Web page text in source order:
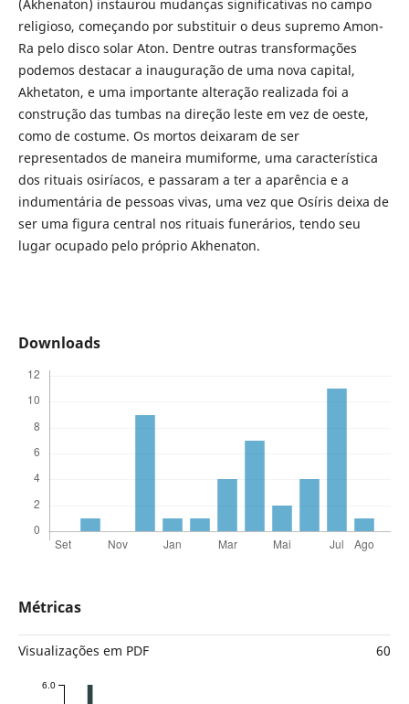
(Akhenaton) instaurou mudanças significativas no campo
religioso, começando por substituir o deus supremo Amon-
Ra pelo disco solar Aton. Dentre outras transformações
podemos destacar a inauguração de uma nova capital,
Akhetaton, e uma importante alteração realizada foi a
construção das tumbas na direção leste em vez de oeste,
como de costume. Os mortos deixaram de ser
representados de maneira mumiforme, uma característica
dos rituais osiríacos, e passaram a ter a aparência e a
indumentária de pessoas vivas, uma vez que Osíris deixa de
ser uma figura central nos rituais funerários, tendo seu
lugar ocupado pelo próprio Akhenaton.
Downloads
Métricas
Visualizações em PDF 60
6.0